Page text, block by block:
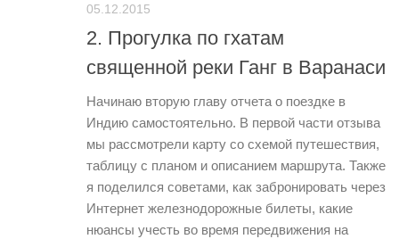
05.12.2015
2. Прогулка по гхатам
священной реки Ганг в Варанаси
Начинаю вторую главу отчета о поездке в
Индию самостоятельно. В первой части отзыва
мы рассмотрели карту со схемой путешествия,
таблицу с планом и описанием маршрута. Также
я поделился советами, как забронировать через
Интернет железнодорожные билеты, какие
нюансы учесть во время передвижения на